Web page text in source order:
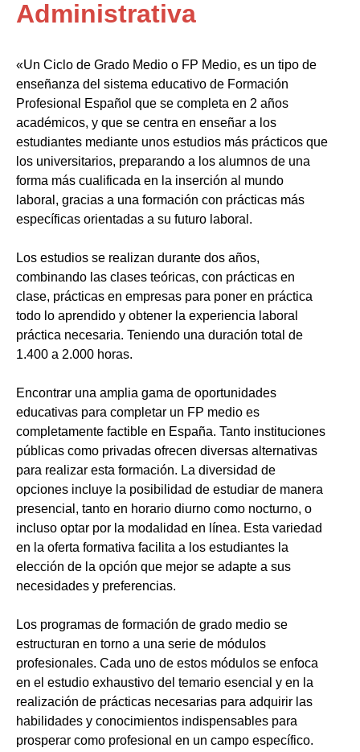
Administrativa
«Un Ciclo de Grado Medio o FP Medio, es un tipo de
enseñanza del sistema educativo de Formación
Profesional Español que se completa en 2 años
académicos, y que se centra en enseñar a los
estudiantes mediante unos estudios más prácticos que
los universitarios, preparando a los alumnos de una
forma más cualificada en la inserción al mundo
laboral, gracias a una formación con prácticas más
específicas orientadas a su futuro laboral.
Los estudios se realizan durante dos años,
combinando las clases teóricas, con prácticas en
clase, prácticas en empresas para poner en práctica
todo lo aprendido y obtener la experiencia laboral
práctica necesaria. Teniendo una duración total de
1.400 a 2.000 horas.
Encontrar una amplia gama de oportunidades
educativas para completar un FP medio es
completamente factible en España. Tanto instituciones
públicas como privadas ofrecen diversas alternativas
para realizar esta formación. La diversidad de
opciones incluye la posibilidad de estudiar de manera
presencial, tanto en horario diurno como nocturno, o
incluso optar por la modalidad en línea. Esta variedad
en la oferta formativa facilita a los estudiantes la
elección de la opción que mejor se adapte a sus
necesidades y preferencias.
Los programas de formación de grado medio se
estructuran en torno a una serie de módulos
profesionales. Cada uno de estos módulos se enfoca
en el estudio exhaustivo del temario esencial y en la
realización de prácticas necesarias para adquirir las
habilidades y conocimientos indispensables para
prosperar como profesional en un campo específico.